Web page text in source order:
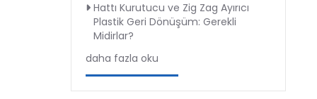
Hattı Kurutucu ve Zig Zag Ayırıcı
Plastik Geri Dönüşüm: Gerekli
Midirlar?
daha fazla oku